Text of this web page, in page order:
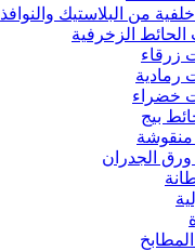
من البلاستيك والنوافذ
الحائط الزخرفية
زرقاء
رمادية
خضراء
بيج
منقوشة
ورق الجدران